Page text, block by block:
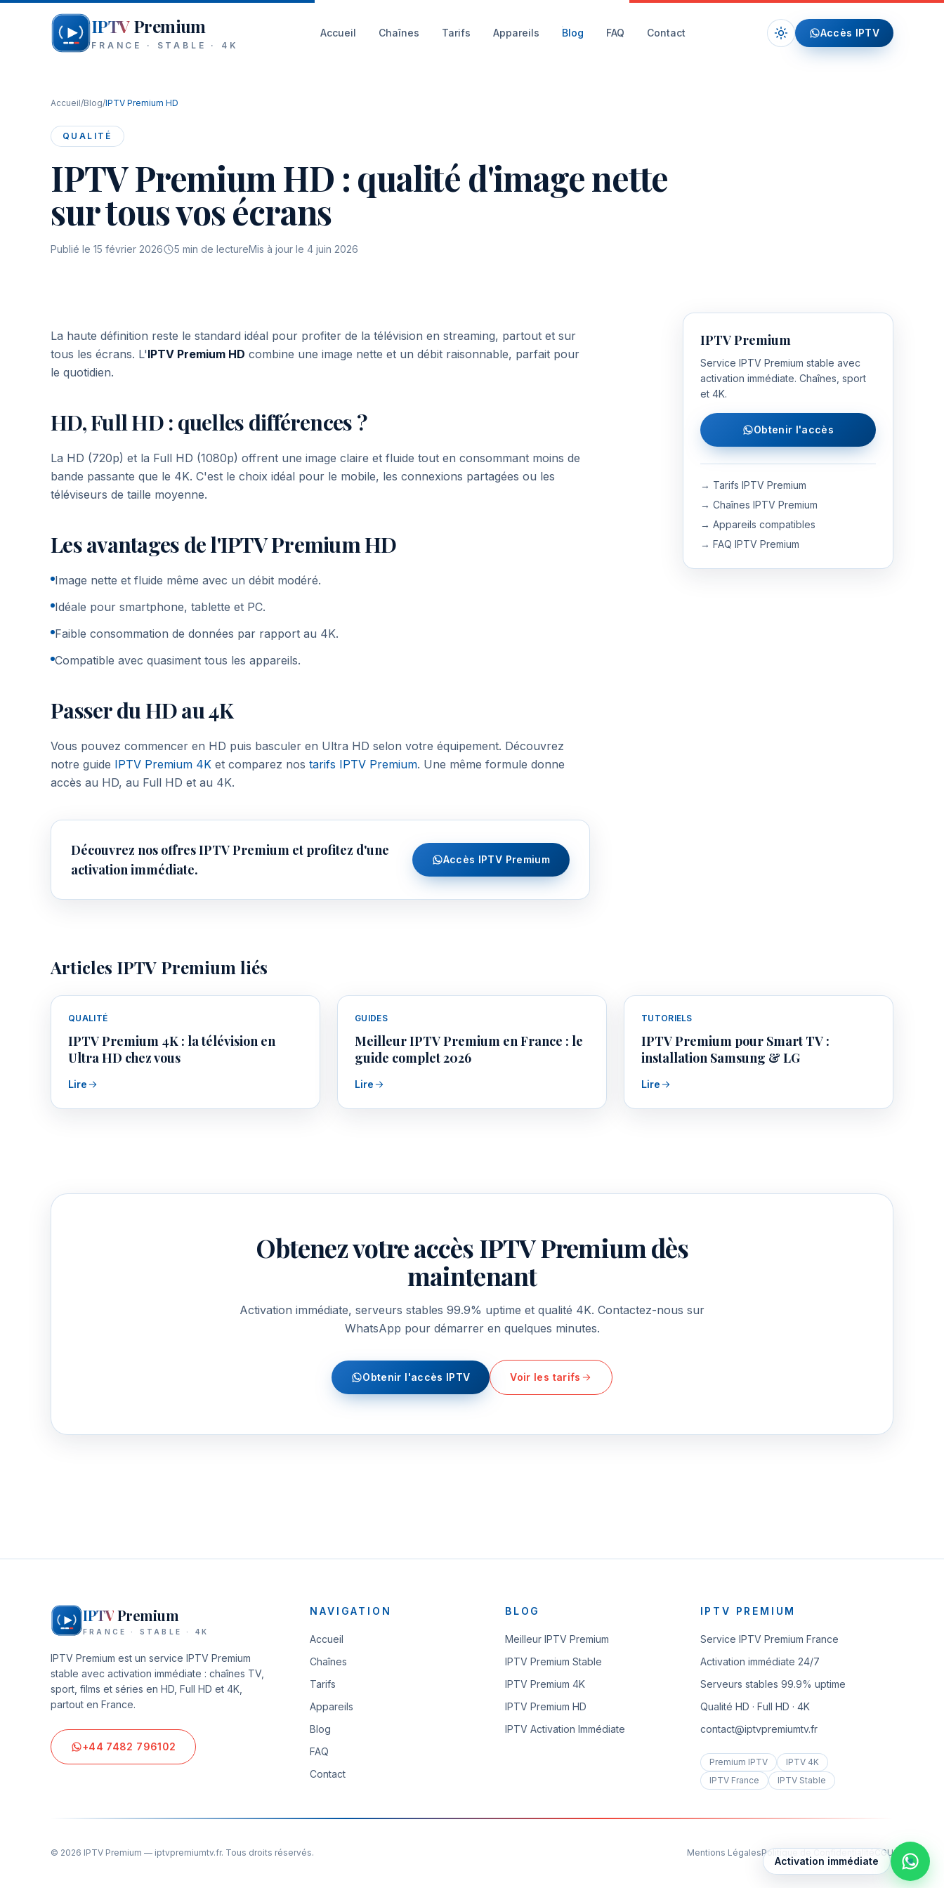
IPTVPremium
FRANCE · STABLE · 4K
Accueil Chaînes Tarifs Appareils Blog FAQ Contact Accès IPTV
Accueil/Blog/IPTV Premium HD
QUALITÉ
IPTV Premium HD : qualité d'image nette
sur tous vos écrans
Publié le 15 février 2026 5 min de lectureMis à jour le 4 juin 2026
La haute définition reste le standard idéal pour profiter de la télévision en streaming, partout et sur
tous les écrans. L'IPTV Premium HD combine une image nette et un débit raisonnable, parfait pour
le quotidien.
HD, Full HD : quelles différences ?
La HD (720p) et la Full HD (1080p) offrent une image claire et fluide tout en consommant moins de
bande passante que le 4K. C'est le choix idéal pour le mobile, les connexions partagées ou les
téléviseurs de taille moyenne.
Les avantages de l'IPTV Premium HD
Image nette et fluide même avec un débit modéré.
Idéale pour smartphone, tablette et PC.
Faible consommation de données par rapport au 4K.
Compatible avec quasiment tous les appareils.
Passer du HD au 4K
Vous pouvez commencer en HD puis basculer en Ultra HD selon votre équipement. Découvrez
notre guide IPTV Premium 4K et comparez nos tarifs IPTV Premium. Une même formule donne
accès au HD, au Full HD et au 4K.
Découvrez nos offres IPTV Premium et profitez d'une
activation immédiate.
Accès IPTV Premium
IPTV Premium
Service IPTV Premium stable avec
activation immédiate. Chaînes, sport
et 4K.
Obtenir l'accès
→ Tarifs IPTV Premium
→ Chaînes IPTV Premium
→ Appareils compatibles
→ FAQ IPTV Premium
Articles IPTV Premium liés
QUALITÉ
IPTV Premium 4K : la télévision en
Ultra HD chez vous
Lire
GUIDES
Meilleur IPTV Premium en France : le
guide complet 2026
Lire
TUTORIELS
IPTV Premium pour Smart TV :
installation Samsung & LG
Lire
Obtenez votre accès IPTV Premium dès
maintenant
Activation immédiate, serveurs stables 99.9% uptime et qualité 4K. Contactez-nous sur
WhatsApp pour démarrer en quelques minutes.
Obtenir l'accès IPTV Voir les tarifs
IPTVPremium
FRANCE · STABLE · 4K
IPTV Premium est un service IPTV Premium
stable avec activation immédiate : chaînes TV,
sport, films et séries en HD, Full HD et 4K,
partout en France.
+44 7482 796102
NAVIGATION
Accueil
Chaînes
Tarifs
Appareils
Blog
FAQ
Contact
BLOG
Meilleur IPTV Premium
IPTV Premium Stable
IPTV Premium 4K
IPTV Premium HD
IPTV Activation Immédiate
IPTV PREMIUM
Service IPTV Premium France
Activation immédiate 24/7
Serveurs stables 99.9% uptime
Qualité HD · Full HD · 4K
contact@iptvpremiumtv.fr
Premium IPTV
IPTV 4K
IPTV France
IPTV Stable
© 2026 IPTV Premium — iptvpremiumtv.fr. Tous droits réservés. Mentions LégalesPolitique de Confidentialité CGU
Activation immédiate